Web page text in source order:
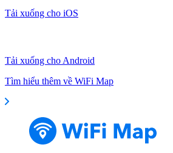
Tải xuống cho iOS
Tải xuống cho Android
Tìm hiểu thêm về WiFi Map